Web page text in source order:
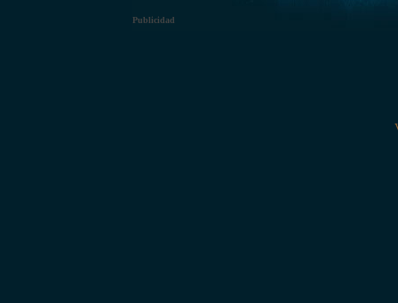
Publicidad